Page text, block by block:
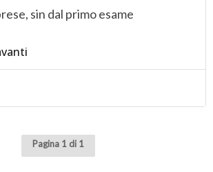
sin dal primo esame
Pagina 1 di 1